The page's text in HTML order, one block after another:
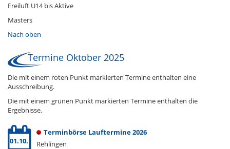
Freiluft U14 bis Aktive
Masters
Nach oben
Termine Oktober 2025
Die mit einem roten Punkt markierten Termine enthalten eine
Ausschreibung.
Die mit einem grünen Punkt markierten Termine enthalten die
Ergebnisse.
Terminbörse Lauftermine 2026
01.10.
Rehlingen